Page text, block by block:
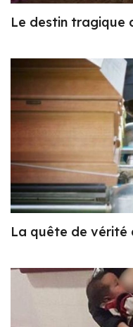
Le destin tragique
La quête de vérité